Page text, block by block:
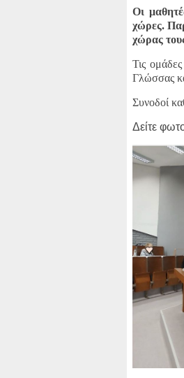
Οι
χώρες.
χώρας
Τις
Γλώσσας
Συνοδοί
Δείτε